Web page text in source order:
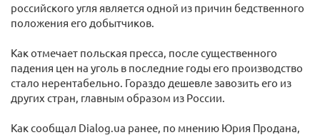
российского угля является одной из причин бедственного
положения его добытчиков.
Как отмечает польская пресса, после существенного
падения цен на уголь в последние годы его производство
стало нерентабельно. Гораздо дешевле завозить его из
других стран, главным образом из России.
Как сообщал Dialog.ua ранее, по мнению Юрия Продана,